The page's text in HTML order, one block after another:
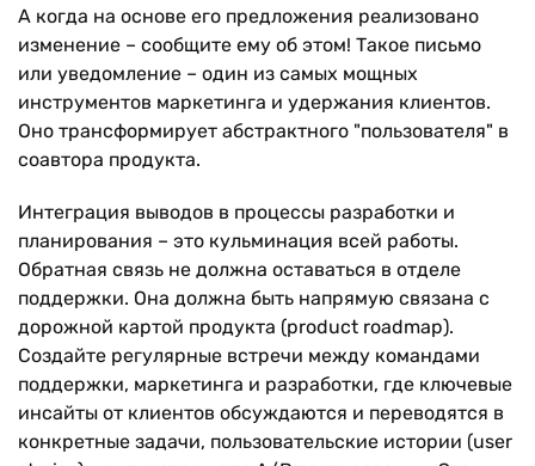
А когда на основе его предложения реализовано
изменение – сообщите ему об этом! Такое письмо
или уведомление – один из самых мощных
инструментов маркетинга и удержания клиентов.
Оно трансформирует абстрактного "пользователя" в
соавтора продукта.
Интеграция выводов в процессы разработки и
планирования – это кульминация всей работы.
Обратная связь не должна оставаться в отделе
поддержки. Она должна быть напрямую связана с
дорожной картой продукта (product roadmap).
Создайте регулярные встречи между командами
поддержки, маркетинга и разработки, где ключевые
инсайты от клиентов обсуждаются и переводятся в
конкретные задачи, пользовательские истории (user